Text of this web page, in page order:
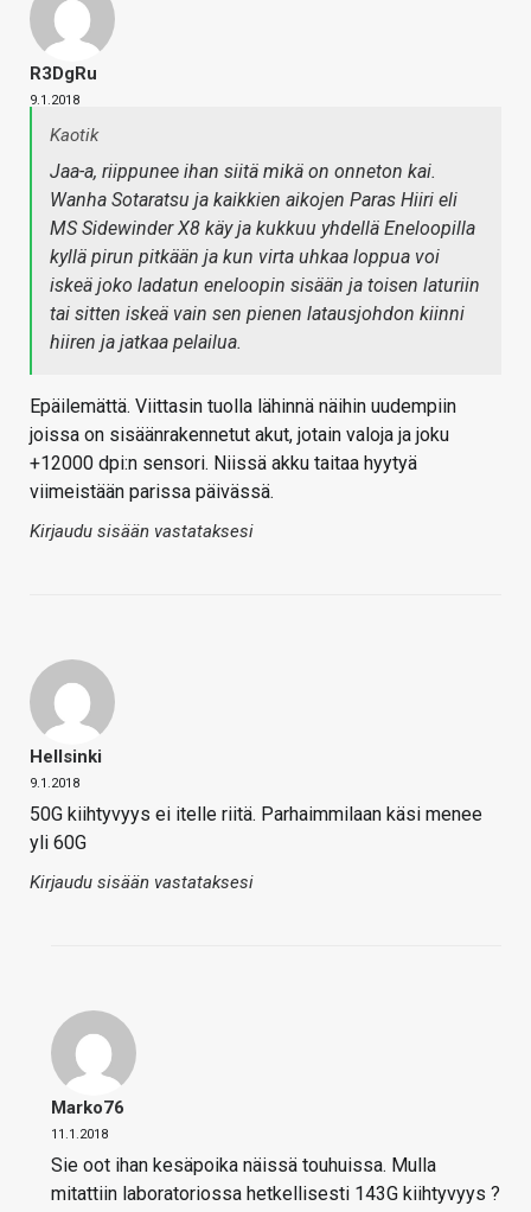
R3DgRu
9.1.2018
Kaotik
Jaa-a, riippunee ihan siitä mikä on onneton kai.
Wanha Sotaratsu ja kaikkien aikojen Paras Hiiri eli
MS Sidewinder X8 käy ja kukkuu yhdellä Eneloopilla
kyllä pirun pitkään ja kun virta uhkaa loppua voi
iskeä joko ladatun eneloopin sisään ja toisen laturiin
tai sitten iskeä vain sen pienen latausjohdon kiinni
hiiren ja jatkaa pelailua.
Epäilemättä. Viittasin tuolla lähinnä näihin uudempiin
joissa on sisäänrakennetut akut, jotain valoja ja joku
+12000 dpi:n sensori. Niissä akku taitaa hyytyä
viimeistään parissa päivässä.
Kirjaudu sisään vastataksesi
Hellsinki
9.1.2018
50G kiihtyvyys ei itelle riitä. Parhaimmilaan käsi menee
yli 60G
Kirjaudu sisään vastataksesi
Marko76
11.1.2018
Sie oot ihan kesäpoika näissä touhuissa. Mulla
mitattiin laboratoriossa hetkellisesti 143G kiihtyvyys ?